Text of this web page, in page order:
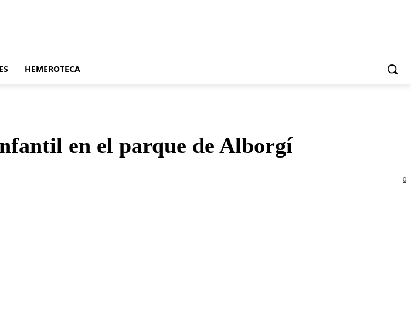
HEMEROTECA
en el parque de Alborgí
0